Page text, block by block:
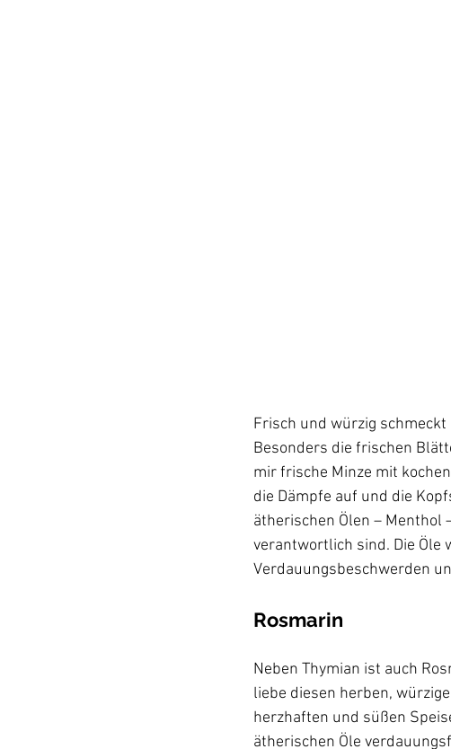
Frisch und würzig schmeckt
Besonders die frischen
mir frische Minze mit
die Dämpfe auf und die
ätherischen Ölen – Menthol
verantwortlich sind. Die
Rosmarin
Neben Thymian ist auch
liebe diesen herben,
herzhaften und süßen
ätherischen Öle